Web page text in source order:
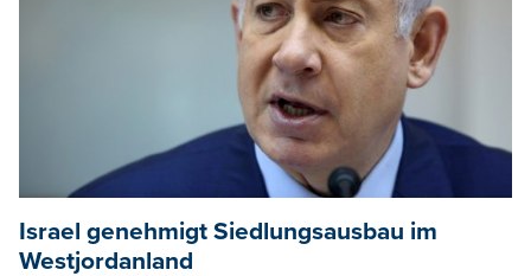
Israel genehmigt Siedlungsausbau im
Westjordanland